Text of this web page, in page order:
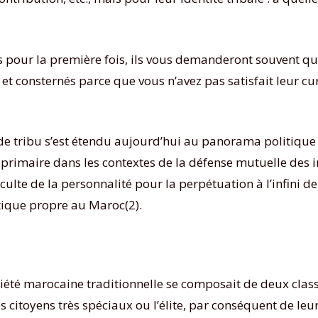
pour la première fois, ils vous demanderont souvent
consternés parce que vous n’avez pas satisfait leur
tribu s’est étendu aujourd’hui au panorama
dans les contextes de la défense mutuelle des
de la personnalité pour la perpétuation à l’infini
propre au Maroc(2).
marocaine traditionnelle se composait de deux
citoyens très spéciaux ou l’élite, par conséquent de